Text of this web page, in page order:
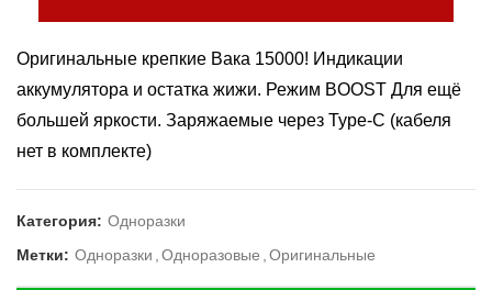
Оригинальные крепкие Вака 15000! Индикации
аккумулятора и остатка жижи. Режим BOOST Для ещё
большей яркости. Заряжаемые через Type-C (кабеля
нет в комплекте)
Категория: Одноразки
Метки: Одноразки Одноразовые Оригинальные